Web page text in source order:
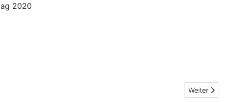
2020
Nächster
Weiter